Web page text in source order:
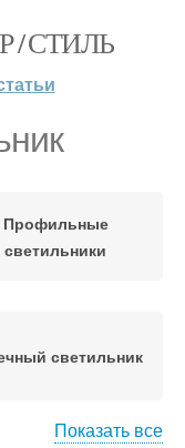
/ СТИЛЬ
Профильные
светильники
светильник
Показать все